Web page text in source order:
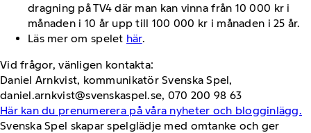
dragning på TV4 där man kan vinna från 10 000 kr i
månaden i 10 år upp till 100 000 kr i månaden i 25 år.
Läs mer om spelet här.
Vid frågor, vänligen kontakta:
Daniel Arnkvist, kommunikatör Svenska Spel,
daniel.arnkvist@svenskaspel.se, 070 200 98 63
Här kan du prenumerera på våra nyheter och blogginlägg.
Svenska Spel skapar spelglädje med omtanke och ger